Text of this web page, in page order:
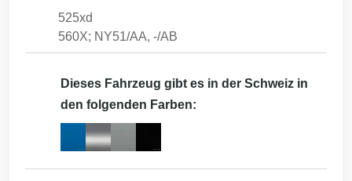
525xd
560X; NY51/AA, -/AB
Dieses Fahrzeug gibt es in der Schweiz in
den folgenden Farben: